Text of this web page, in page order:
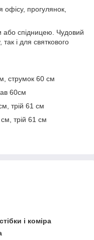
прогулянок,
спідницею. Чудовий
і для святкового
струмок 60 см
60см
трій 61 см
трій 61 см
і коміра